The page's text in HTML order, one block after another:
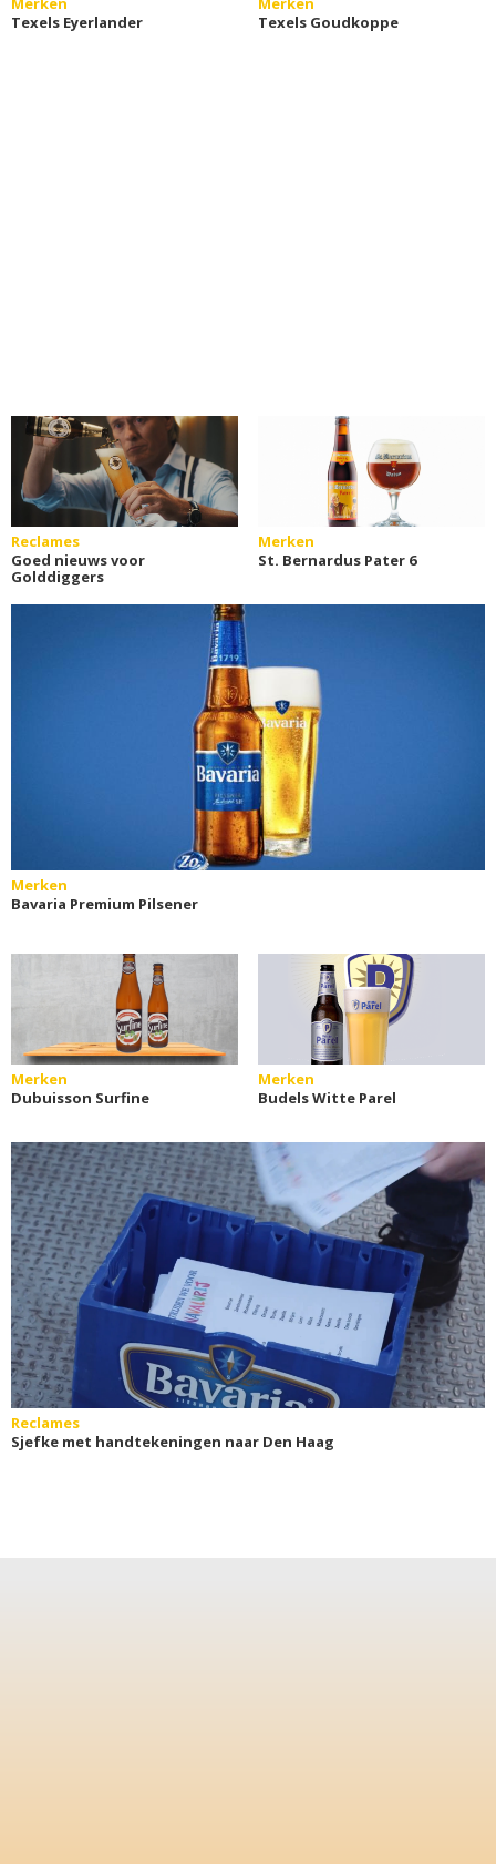
Texels Eyerlander
Texels Goudkoppe
Reclames
Goed nieuws voor
Golddiggers
Merken
St. Bernardus Pater 6
Merken
Bavaria Premium Pilsener
Merken
Dubuisson Surfine
Merken
Budels Witte Parel
Reclames
Sjefke met handtekeningen naar Den Haag